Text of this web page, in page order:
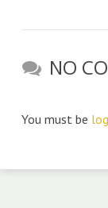
NO
You must be